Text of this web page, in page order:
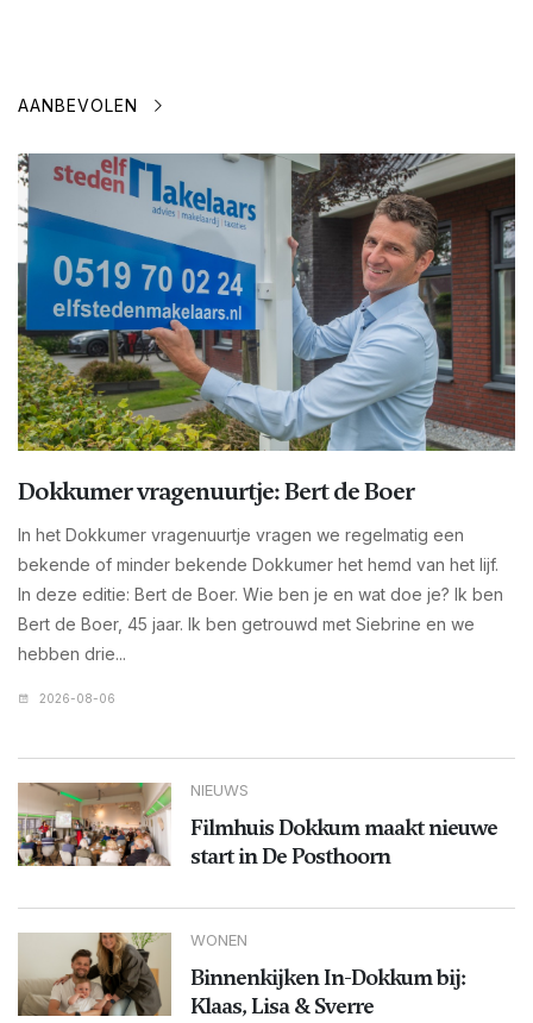
AANBEVOLEN
Dokkumer vragenuurtje: Bert de Boer
In het Dokkumer vragenuurtje vragen we regelmatig een
bekende of minder bekende Dokkumer het hemd van het lijf.
In deze editie: Bert de Boer. Wie ben je en wat doe je? Ik ben
Bert de Boer, 45 jaar. Ik ben getrouwd met Siebrine en we
hebben drie...
2026-08-06
NIEUWS
Filmhuis Dokkum maakt nieuwe
start in De Posthoorn
WONEN
Binnenkijken In-Dokkum bij:
Klaas, Lisa & Sverre